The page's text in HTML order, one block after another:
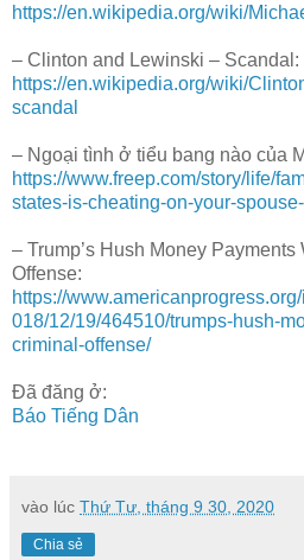
https://en.wikipedia.org/wiki/
– Clinton and Lewinski – Scandal:
https://en.wikipedia.org/wiki/
scandal
– Ngoại tình ở tiểu bang nào của
https://www.freep.com/story/life/
states-is-cheating-on-your-
– Trump’s Hush Money Payments
Offense:
https://
018/12/19/464510/trumps-hush-
criminal-offense/
Đã đăng ở:
Báo Tiếng Dân
vào lúc Thứ Tư, tháng 9 30, 2020
Chia sẻ